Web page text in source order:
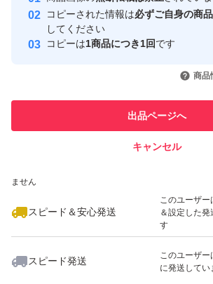
取引実績
引を完了さ
での取引実績
ません
スピード＆安心発送
このユーザ
＆設定した発
す
スピード発送
このユーザ
に発送してい
コピーされた情報は必ずご自身の商
してください
コピーは1商品につき1回です
商品
出品ページへ
キャンセル